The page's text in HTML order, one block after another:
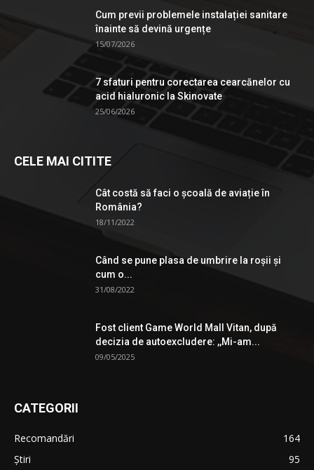
Cum previi problemele instalației sanitare
înainte să devină urgențe
15/07/2026
7 sfaturi pentru corectarea cearcănelor cu
acid hialuronic la Skinovate
25/06/2026
CELE MAI CITITE
Cât costă să faci o școală de aviație în
România?
18/11/2022
Când se pune plasa de umbrire la roşii şi
cum o...
31/08/2022
Fost client Game World Mall Vitan, după
decizia de autoexcludere: ,,Mi-am...
09/05/2025
CATEGORII
Recomandări
164
Știri
95